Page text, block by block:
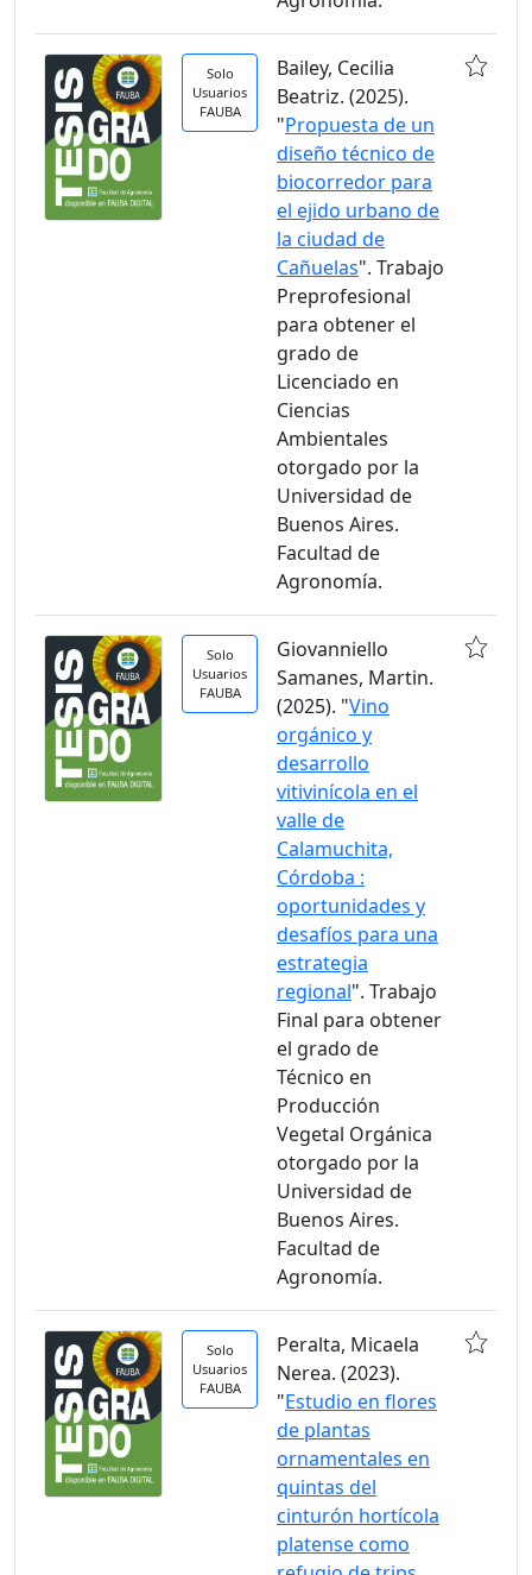
Solo
Usuarios
FAUBA
Bailey, Cecilia
Beatriz. (2025).
"Propuesta de un
diseño técnico de
biocorredor para
el ejido urbano de
la ciudad de
Cañuelas". Trabajo
Preprofesional
para obtener el
grado de
Licenciado en
Ciencias
Ambientales
otorgado por la
Universidad de
Buenos Aires.
Facultad de
Agronomía.
Solo
Usuarios
FAUBA
Giovanniello
Samanes, Martin.
(2025). "Vino
orgánico y
desarrollo
vitivinícola en el
valle de
Calamuchita,
Córdoba :
oportunidades y
desafíos para una
estrategia
regional". Trabajo
Final para obtener
el grado de
Técnico en
Producción
Vegetal Orgánica
otorgado por la
Universidad de
Buenos Aires.
Facultad de
Agronomía.
Solo
Usuarios
FAUBA
Peralta, Micaela
Nerea. (2023).
"Estudio en flores
de plantas
ornamentales en
quintas del
cinturón hortícola
platense como